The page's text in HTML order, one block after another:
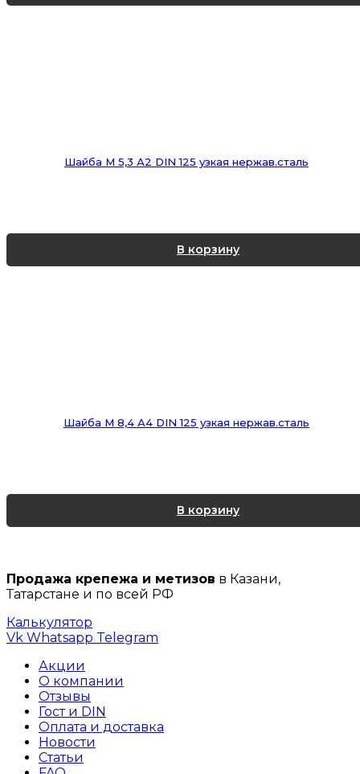
Шайба М 5,3 А2 DIN 125 узкая нержав.сталь
В корзину
Шайба М 8,4 А4 DIN 125 узкая нержав.сталь
В корзину
Продажа крепежа и метизов в Казани,
Татарстане и по всей РФ
Калькулятор
Vk Whatsapp Telegram
Акции
О компании
Отзывы
Гост и DIN
Оплата и доставка
Новости
Статьи